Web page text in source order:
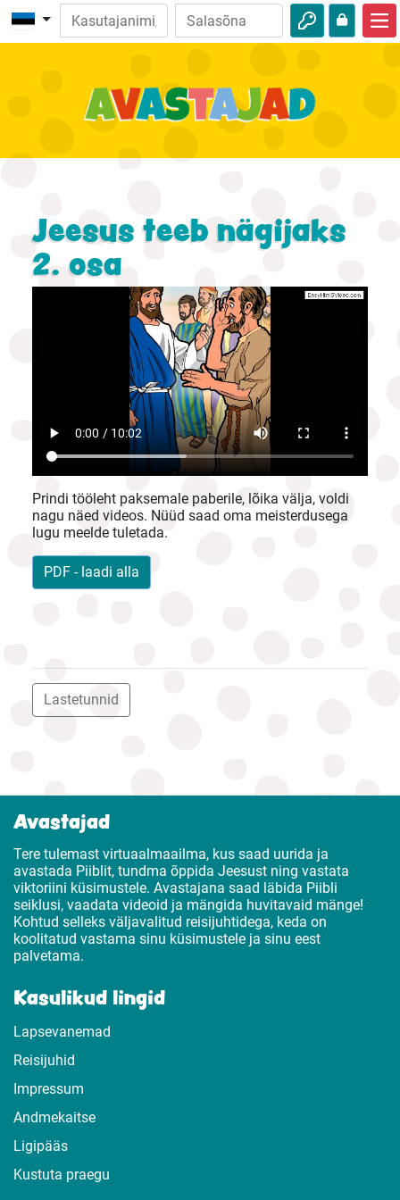
Piibliseiklused
Seiklused
Tegevused
Jeesus teeb nägijaks
2. osa
Prindi tööleht paksemale paberile, lõika välja, voldi
nagu näed videos. Nüüd saad oma meisterdusega
lugu meelde tuletada.
PDF - laadi alla
Lastetunnid
Avastajad
Tere tulemast virtuaalmaailma, kus saad uurida ja
avastada Piiblit, tundma õppida Jeesust ning vastata
viktoriini küsimustele. Avastajana saad läbida Piibli
seiklusi, vaadata videoid ja mängida huvitavaid mänge!
Kohtud selleks väljavalitud reisijuhtidega, keda on
koolitatud vastama sinu küsimustele ja sinu eest
palvetama.
Kasulikud lingid
Lapsevanemad
Reisijuhid
Impressum
Andmekaitse
Ligipääs
Kustuta praegu